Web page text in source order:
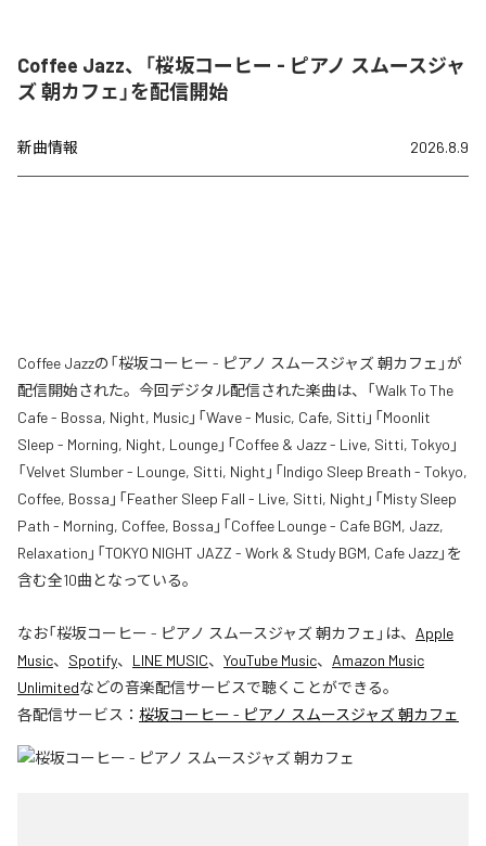
Coffee Jazz、「桜坂コーヒー - ピアノ スムースジャ
ズ 朝カフェ」を配信開始
新曲情報 2026.8.9
Coffee Jazzの「桜坂コーヒー - ピアノ スムースジャズ 朝カフェ」が
配信開始された。今回デジタル配信された楽曲は、「Walk To The
Cafe - Bossa, Night, Music」「Wave - Music, Cafe, Sitti」「Moonlit
Sleep - Morning, Night, Lounge」「Coffee & Jazz - Live, Sitti, Tokyo」
「Velvet Slumber - Lounge, Sitti, Night」「Indigo Sleep Breath - Tokyo,
Coffee, Bossa」「Feather Sleep Fall - Live, Sitti, Night」「Misty Sleep
Path - Morning, Coffee, Bossa」「Coffee Lounge - Cafe BGM, Jazz,
Relaxation」「TOKYO NIGHT JAZZ - Work & Study BGM, Cafe Jazz」を
含む全10曲となっている。
なお「桜坂コーヒー - ピアノ スムースジャズ 朝カフェ 」は、 Apple
Music、 Spotify、 LINE MUSIC、 YouTube Music、 Amazon Music
Unlimitedなどの音楽配信サービスで聴くことができる。
各配信サービス： 桜坂コーヒー - ピアノ スムースジャズ 朝カフェ